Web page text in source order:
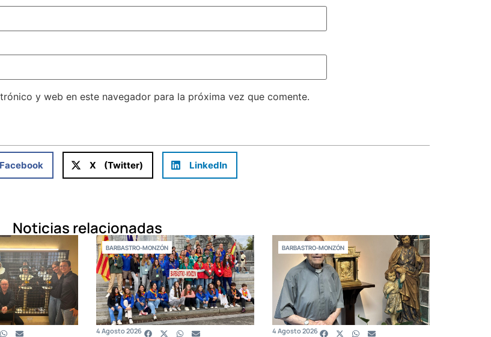
y web en este navegador para la próxima vez que comente.
Facebook X (Twitter) LinkedIn
Noticias relacionadas
BARBASTRO-MONZÓN
4 Agosto 2026
BARBASTRO-MONZÓN
4 Agosto 2026